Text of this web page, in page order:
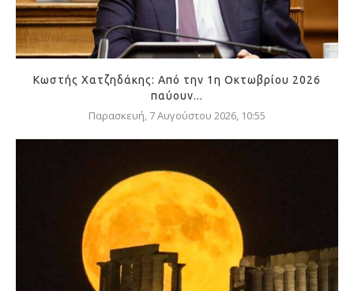
Κωστής Χατζηδάκης: Από την 1η Οκτωβρίου 2026
παύουν...
Παρασκευή, 7 Αυγούστου 2026, 10:55